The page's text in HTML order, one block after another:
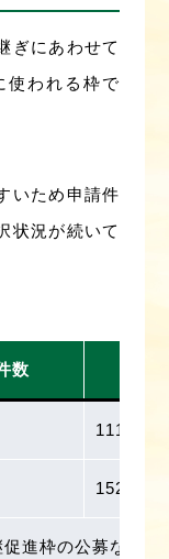
ぎにあわせて
使われる枠で
いため申請件
状況が続いて
数
111件
152件
進枠の公募なし